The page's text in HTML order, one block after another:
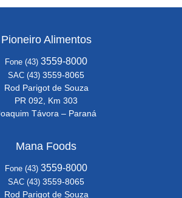
Pioneiro Alimentos
Fone (43) 3559-8000
SAC (43) 3559-8065
Rod Parigot de Souza
PR 092, Km 303
Távora – Paraná
Mana Foods
Fone (43) 3559-8000
SAC (43) 3559-8065
Rod Parigot de Souza